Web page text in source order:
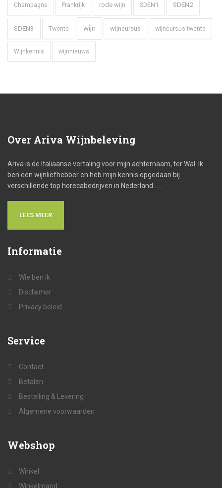
Champagne Frankrijk rode wijn SDEN1 SDEN2
SDEN3 Twente wijn wijncursus wijncursus twente
Wijnkennis wijnnieuws
Over Ariva Wijnbeleving
Ariva is de Italiaanse vertaling voor mijn achternaam, ter Wal. Ik
ben een wijnliefhebber en heb mijn kennis opgedaan bij
verschillende top horecabedrijven in Nederland . . .
LEES MEER
Informatie
Wie ben ik
Disclaimer
Privacy beleid
Service
Contact
Betalen
Bestelling & Levering
Algemene voorwaarden
Webshop
Winkel
Winkelmand